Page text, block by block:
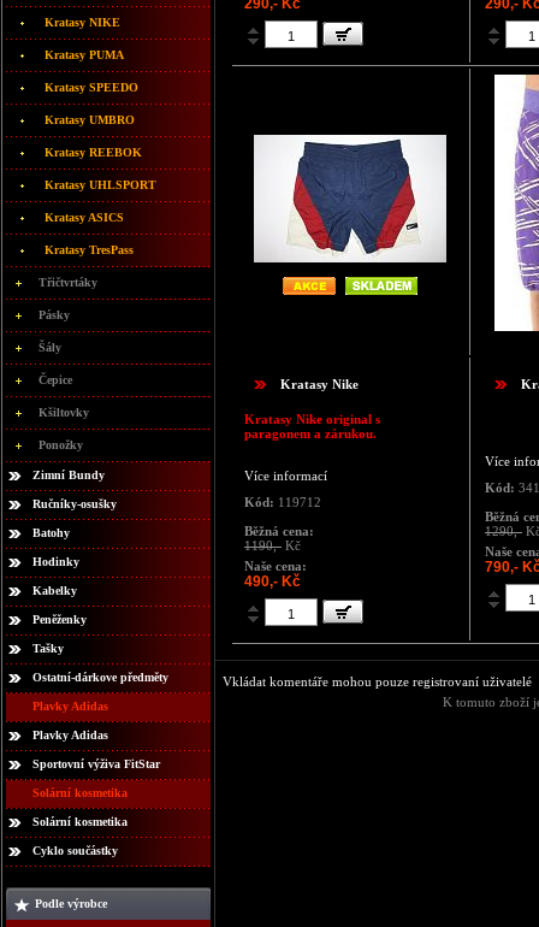
Kratasy NIKE
Kratasy PUMA
Kratasy SPEEDO
Kratasy UMBRO
Kratasy REEBOK
Kratasy UHLSPORT
Kratasy ASICS
Kratasy TresPass
Třičtvrtáky
Pásky
Šály
Čepice
Kšiltovky
Ponožky
Zimní Bundy
Ručníky-osušky
Batohy
Hodinky
Kabelky
Peněženky
Tašky
Ostatní-dárkove předměty
Plavky Adidas
Plavky Adidas
Sportovní výživa FitStar
Solární kosmetika
Solární kosmetika
Cyklo součástky
Podle výrobce
290,- Kč 290,-
Kratasy Nike
Kratasy Nike original s
paragonem a zárukou.
Více informací
Kód: 119712
Běžná cena:
1190,- Kč
Naše cena:
490,- Kč
Více
Kód:
Běžná
1290,-
Naše
790,-
Vkládat komentáře mohou pouze registrovaní uživatelé
K tomuto zboží